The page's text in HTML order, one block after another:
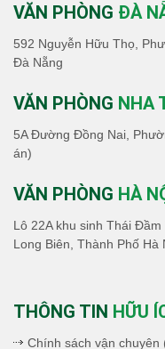
VĂN PHÒNG ĐÀ
592 Nguyễn Hữu Thọ,
Đà Nẵng
VĂN PHÒNG NHA
5A Đường Đồng Nai,
án)
VĂN PHÒNG HÀ
Lô 22A khu sinh Thái
Long Biên, Thành Phố Hà
THÔNG TIN HỮU
Chính sách vận chuyên